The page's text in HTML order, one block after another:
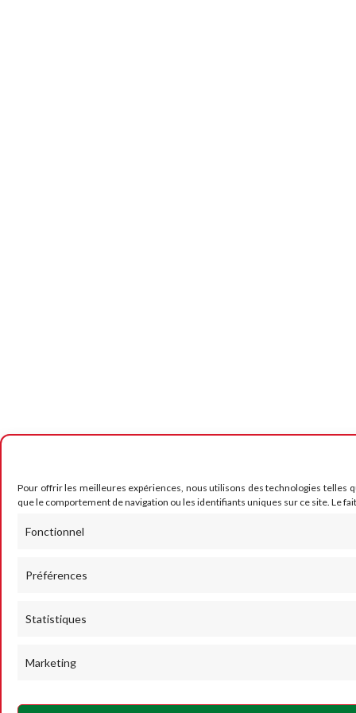
Pour offrir les meilleures expériences, nous utilisons des technologies telles
que le comportement de navigation ou les identifiants uniques sur ce site. Le
Fonctionnel
Préférences
Statistiques
Marketing